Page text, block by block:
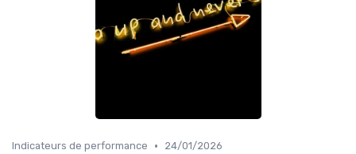
Indicateurs de performance • 24/01/2026